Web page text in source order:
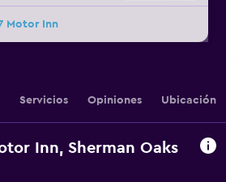
Motor Inn
Servicios Opiniones Ubicación
Inn, Sherman Oaks